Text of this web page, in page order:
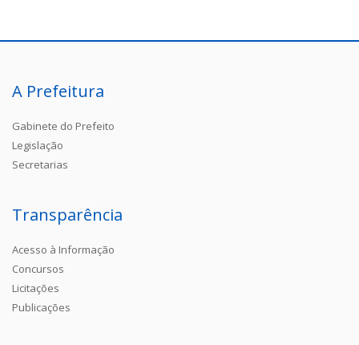
A Prefeitura
Gabinete do Prefeito
Legislação
Secretarias
Transparência
Acesso à Informação
Concursos
Licitações
Publicações